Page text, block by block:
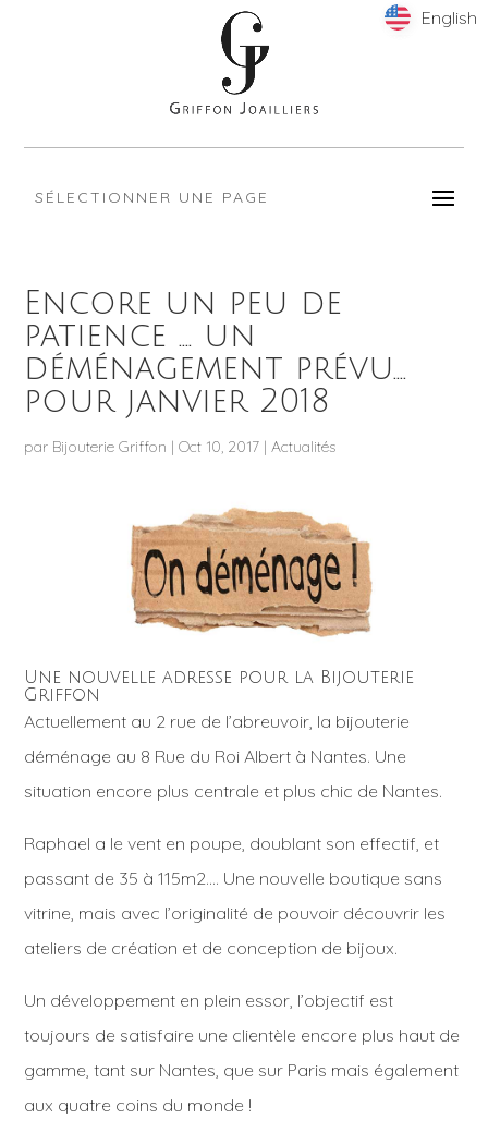
SÉLECTIONNER UNE PAGE
Encore un peu de
patience …. un
déménagement prévu….
pour janvier 2018
par Bijouterie Griffon |Oct 10, 2017 |Actualités
Une nouvelle adresse pour la Bijouterie
Griffon
Actuellement au 2 rue de l’abreuvoir, la bijouterie
déménage au 8 Rue du Roi Albert à Nantes. Une
situation encore plus centrale et plus chic de Nantes.
Raphael a le vent en poupe, doublant son effectif, et
passant de 35 à 115m2…. Une nouvelle boutique sans
vitrine, mais avec l’originalité de pouvoir découvrir les
ateliers de création et de conception de bijoux.
Un développement en plein essor, l’objectif est
toujours de satisfaire une clientèle encore plus haut de
gamme, tant sur Nantes, que sur Paris mais également
aux quatre coins du monde !
English
English